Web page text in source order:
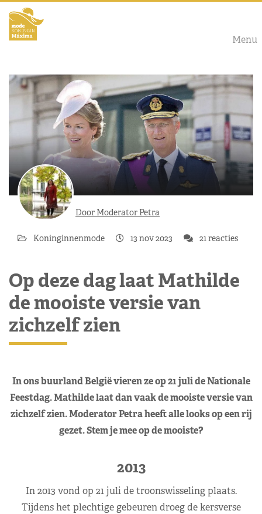
Menu
Door Moderator Petra
Koninginnenmode 13 nov 2023 21 reacties
Op deze dag laat Mathilde
de mooiste versie van
zichzelf zien
In ons buurland België vieren ze op 21 juli de Nationale
Feestdag. Mathilde laat dan vaak de mooiste versie van
zichzelf zien. Moderator Petra heeft alle looks op een rij
gezet. Stem je mee op de mooiste?
2013
In 2013 vond op 21 juli de troonswisseling plaats.
Tijdens het plechtige gebeuren droeg de kersverse